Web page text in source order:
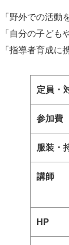
「野外での活動
「自分の子ど
「指導者育成に
定員・
参加費
服装・
講師
HP